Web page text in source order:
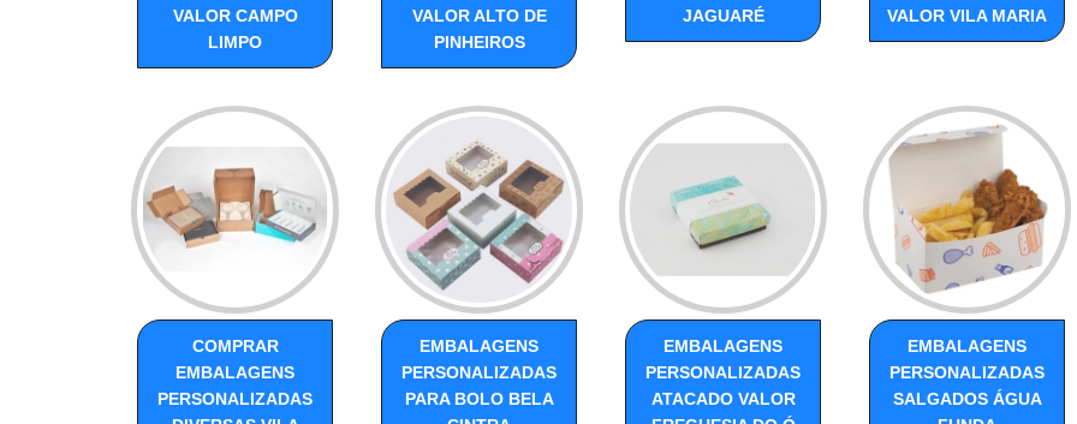
VALOR CAMPO
LIMPO
VALOR ALTO DE
PINHEIROS
JAGUARÉ
VALOR VILA MARIA
COMPRAR
EMBALAGENS
PERSONALIZADAS
EMBALAGENS
PERSONALIZADAS
PARA BOLO BELA
EMBALAGENS
PERSONALIZADAS
ATACADO VALOR
EMBALAGENS
PERSONALIZADAS
SALGADOS ÁGUA